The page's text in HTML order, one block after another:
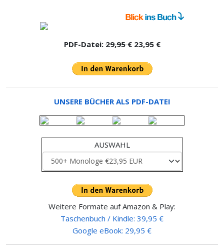
PDF-Datei:29,95 €23,95 €
UNSERE BÜCHER ALS PDF-DATEI
AUSWAHL
Weitere Formate auf Amazon & Play:
Taschenbuch / Kindle: 39,95 €
Google eBook: 29,95 €